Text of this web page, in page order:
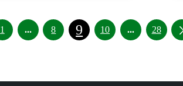
1 ...Pàgines intermèdies Utilitzeu TAB per
8 9 10 ...Pàgines
28